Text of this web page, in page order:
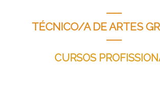
TÉCNICO/A DE ARTES
CURSOS